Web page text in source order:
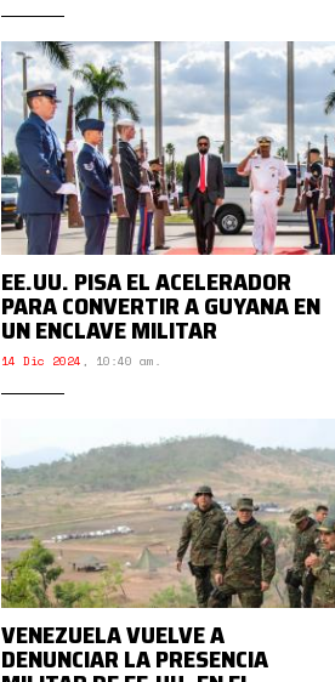
EE.UU. PISA EL ACELERADOR
PARA CONVERTIR A GUYANA EN
UN ENCLAVE MILITAR
14 Dic 2024 , 10:40 am.
VENEZUELA VUELVE A
DENUNCIAR LA PRESENCIA